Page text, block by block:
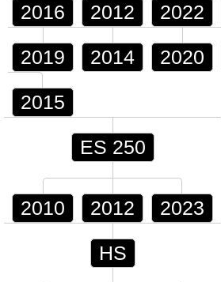
2016 2012 2022
2019 2014 2020
2015
ES 250
2010 2012 2023
HS